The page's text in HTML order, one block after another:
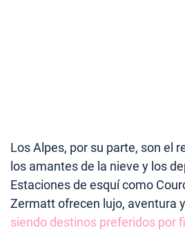
Los Alpes, por su parte, son el
los amantes de la nieve y los
Estaciones de esquí como
Zermatt ofrecen lujo, aventura
siendo destinos preferidos por